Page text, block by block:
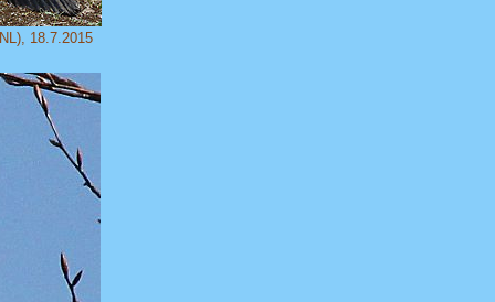
18.7.2015